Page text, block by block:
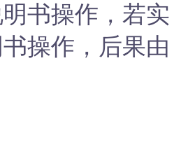
书操作，若实
操作，后果由